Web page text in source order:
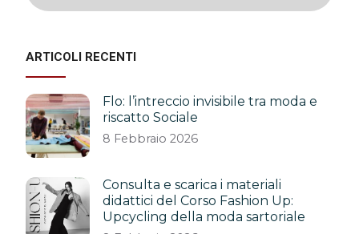
ARTICOLI RECENTI
Flo: l’intreccio invisibile tra moda e
riscatto Sociale
8 Febbraio 2026
Consulta e scarica i materiali
didattici del Corso Fashion Up:
Upcycling della moda sartoriale